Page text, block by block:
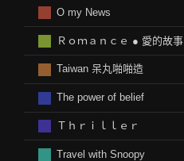
O my News
Ｒｏｍａｎｃｅ ● 愛的故事
Taiwan 呆丸啪啪造
The power of belief
Ｔｈｒｉｌｌｅｒ
Travel with Snoopy